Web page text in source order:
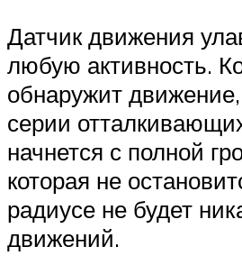
Датчик движения
любую активность.
обнаружит
серии
начнется с полной
которая не
радиусе не будет
движений.